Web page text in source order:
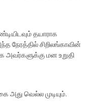
தயாராக
நேரத்தில் சிறிலங்காவின்
அவர்களுக்கு மன உறுதி
அது வெல்ல முடியும்.